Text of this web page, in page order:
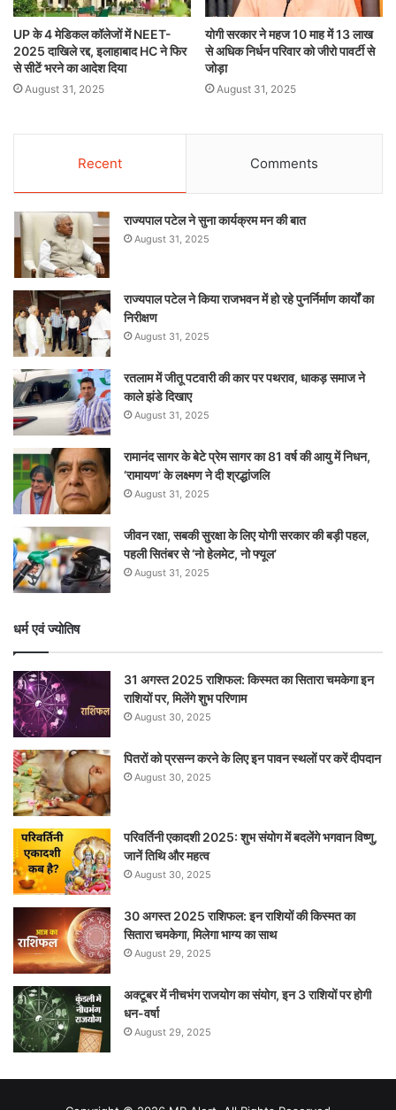
UP के 4 मेडिकल कॉलेजों में NEET-
2025 दाखिले रद्द, इलाहाबाद HC ने फिर
से सीटें भरने का आदेश दिया
August 31, 2025
योगी सरकार ने महज 10 माह में 13 लाख
से अधिक निर्धन परिवार को जीरो पावर्टी से
जोड़ा
August 31, 2025
Recent Comments
राज्यपाल पटेल ने सुना कार्यक्रम मन की बात
August 31, 2025
राज्यपाल पटेल ने किया राजभवन में हो रहे पुनर्निर्माण कार्यों का
निरीक्षण
August 31, 2025
रतलाम में जीतू पटवारी की कार पर पथराव, धाकड़ समाज ने
काले झंडे दिखाए
August 31, 2025
रामानंद सागर के बेटे प्रेम सागर का 81 वर्ष की आयु में निधन,
‘रामायण’ के लक्ष्मण ने दी श्रद्धांजलि
August 31, 2025
जीवन रक्षा, सबकी सुरक्षा के लिए योगी सरकार की बड़ी पहल,
पहली सितंबर से ‘नो हेलमेट, नो फ्यूल’
August 31, 2025
धर्म एवं ज्योतिष
31 अगस्त 2025 राशिफल: किस्मत का सितारा चमकेगा इन
राशियों पर, मिलेंगे शुभ परिणाम
August 30, 2025
पितरों को प्रसन्न करने के लिए इन पावन स्थलों पर करें दीपदान
August 30, 2025
परिवर्तिनी एकादशी 2025: शुभ संयोग में बदलेंगे भगवान विष्णु,
जानें तिथि और महत्व
August 30, 2025
30 अगस्त 2025 राशिफल: इन राशियों की किस्मत का
सितारा चमकेगा, मिलेगा भाग्य का साथ
August 29, 2025
अक्टूबर में नीचभंग राजयोग का संयोग, इन 3 राशियों पर होगी
धन-वर्षा
August 29, 2025